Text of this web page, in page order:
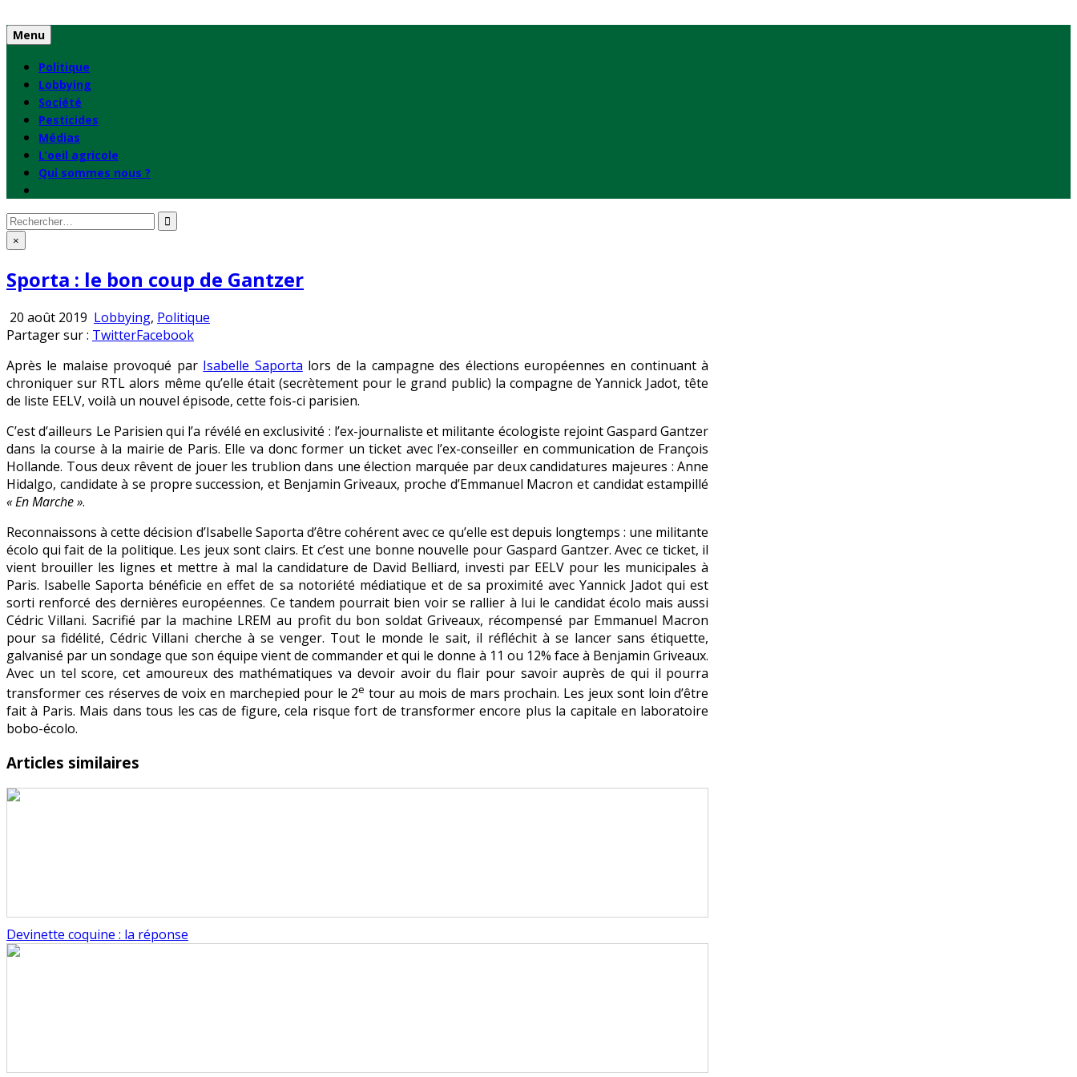
to
content
Menu
Politique
Lobbying
Société
Pesticides
Médias
L’oeil agricole
Qui sommes nous ?
Rechercher
: ×
Sporta : le bon coup de Gantzer
20 août 2019 Publié
en
Lobbying, Politique
Partager sur : TwitterFacebook
Après le malaise provoqué par Isabelle Saporta lors de la campagne des élections européennes en continuant à
chroniquer sur RTL alors même qu’elle était (secrètement pour le grand public) la compagne de Yannick Jadot, tête
de liste EELV, voilà un nouvel épisode, cette fois-ci parisien.
C’est d’ailleurs Le Parisien qui l’a révélé en exclusivité : l’ex-journaliste et militante écologiste rejoint Gaspard Gantzer
dans la course à la mairie de Paris. Elle va donc former un ticket avec l’ex-conseiller en communication de François
Hollande. Tous deux rêvent de jouer les trublion dans une élection marquée par deux candidatures majeures : Anne
Hidalgo, candidate à se propre succession, et Benjamin Griveaux, proche d’Emmanuel Macron et candidat estampillé
« En Marche ».
Reconnaissons à cette décision d’Isabelle Saporta d’être cohérent avec ce qu’elle est depuis longtemps : une militante
écolo qui fait de la politique. Les jeux sont clairs. Et c’est une bonne nouvelle pour Gaspard Gantzer. Avec ce ticket, il
vient brouiller les lignes et mettre à mal la candidature de David Belliard, investi par EELV pour les municipales à
Paris. Isabelle Saporta bénéficie en effet de sa notoriété médiatique et de sa proximité avec Yannick Jadot qui est
sorti renforcé des dernières européennes. Ce tandem pourrait bien voir se rallier à lui le candidat écolo mais aussi
Cédric Villani. Sacrifié par la machine LREM au profit du bon soldat Griveaux, récompensé par Emmanuel Macron
pour sa fidélité, Cédric Villani cherche à se venger. Tout le monde le sait, il réfléchit à se lancer sans étiquette,
galvanisé par un sondage que son équipe vient de commander et qui le donne à 11 ou 12% face à Benjamin Griveaux.
Avec un tel score, cet amoureux des mathématiques va devoir avoir du flair pour savoir auprès de qui il pourra
transformer ces réserves de voix en marchepied pour le 2e tour au mois de mars prochain. Les jeux sont loin d’être
fait à Paris. Mais dans tous les cas de figure, cela risque fort de transformer encore plus la capitale en laboratoire
bobo-écolo.
Articles similaires
Devinette coquine : la réponse